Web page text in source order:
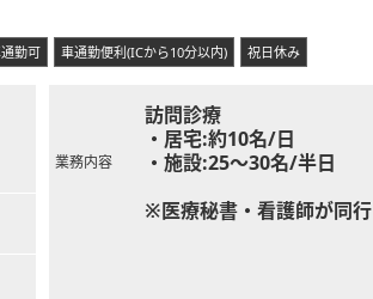
勤可 車通勤便利(ICから10分以内) 祝日休み
業務内容
訪問診療
・居宅:約10名/日
・施設:25～30名/半日
※医療秘書・看護師が同行